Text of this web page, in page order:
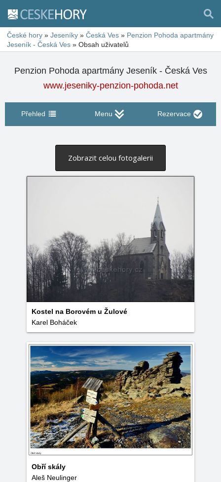
České hory » Jeseníky » Česká Ves » Penzion Pohoda apartmány
Jeseník - Česká Ves » Obsah uživatelů
Penzion Pohoda apartmány Jeseník - Česká Ves
www.jeseniky-penzion-pohoda.net
Přehled Menu Rezervace
Zobrazit celou fotogalerii
Kostel na Borovém u Žulové
Karel Boháček
Obří skály
Aleš Neulinger